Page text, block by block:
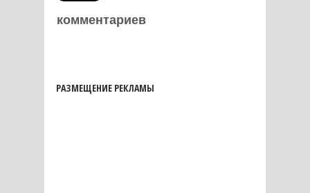
комментариев
РАЗМЕЩЕНИЕ РЕКЛАМЫ